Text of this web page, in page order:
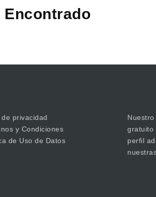
Encontrado
privacidad
y Condiciones
de Uso de Datos
gratuito
perfil